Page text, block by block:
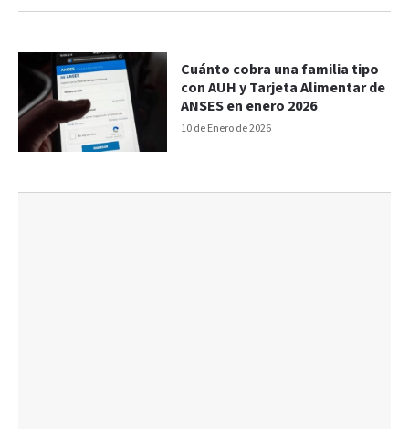
10 de Enero de 2026
Cuánto cobra una familia tipo
con AUH y Tarjeta Alimentar de
ANSES en enero 2026